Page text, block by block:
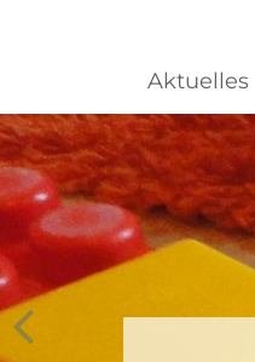
Aktuelles